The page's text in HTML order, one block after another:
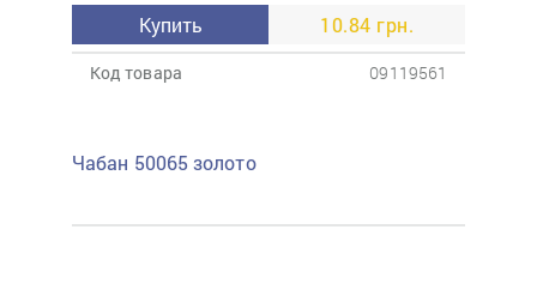
Купить 10.84 грн.
Код товара 09119561
Чабан 50065 золото